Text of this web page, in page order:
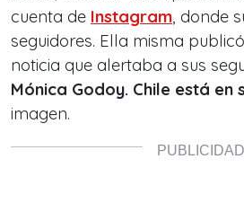
cuenta de Instagram, donde
seguidores. Ella misma
noticia que alertaba a sus
Mónica Godoy. Chile está en
imagen.